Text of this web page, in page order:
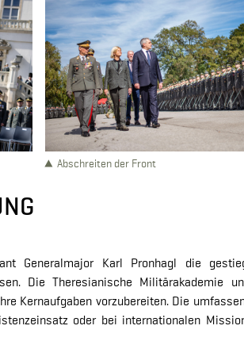
Abschreiten der Front
Generalmajor Karl Pronhagl die
Die Theresianische Militärakademie
Kernaufgaben vorzubereiten. Die
oder bei internationalen